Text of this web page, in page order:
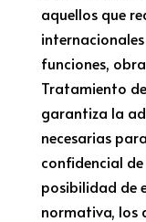
aquellos que
funciones,
Tratamiento
garantiza la
necesarias
confidencial
posibilidad de
normativa, los